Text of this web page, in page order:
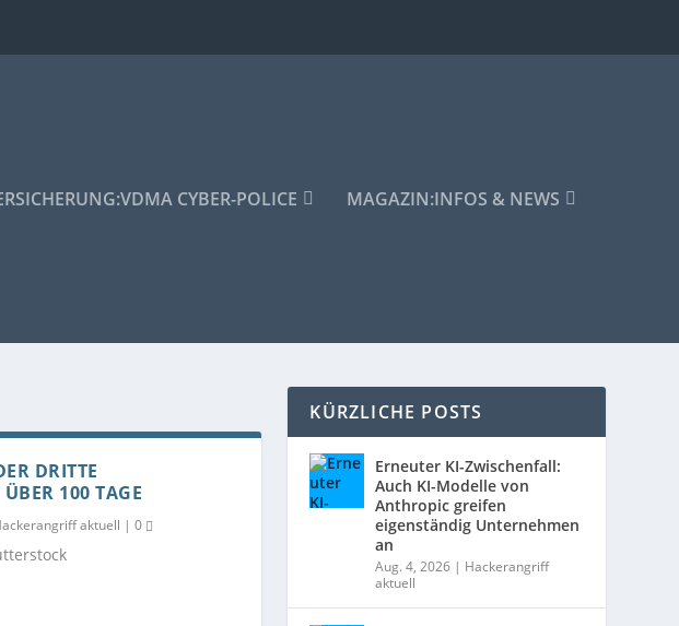
VDMA CYBER-POLICE MAGAZIN:INFOS & NEWS
DRITTE
100 TAGE
aktuell | 0
KÜRZLICHE POSTS
Erneuter KI-Zwischenfall:
Auch KI-Modelle von
Anthropic greifen
eigenständig Unternehmen
an
Aug. 4, 2026 | Hackerangriff
aktuell